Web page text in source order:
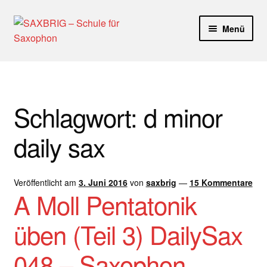
Zur
Navigation
Zum
Inhalt
Menü
Aktuelle Blog Artikel
ANMELDUNG
Dankeschön – Impro Basic Downloads (Youtube)
Datenschutz
Schlagwort: d minor
daily sax
Veröffentlicht am 3. Juni 2016 von saxbrig — 15 Kommentare
A Moll Pentatonik
üben (Teil 3) DailySax